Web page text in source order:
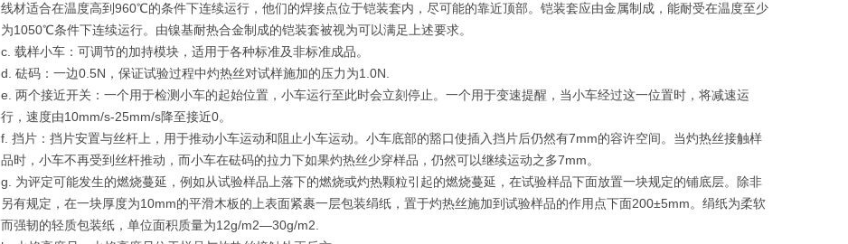
线材适合在温度高到960℃的条件下连续运行，他们的焊接点位于铠装套内，尽可能的靠近顶部。铠装套应由金属制成，能耐受在温度至少
为1050℃条件下连续运行。由镍基耐热合金制成的铠装套被视为可以满足上述要求。
c. 载样小车：可调节的加持模块，适用于各种标准及非标准成品。
d. 砝码：一边0.5N，保证试验过程中灼热丝对试样施加的压力为1.0N.
e. 两个接近开关：一个用于检测小车的起始位置，小车运行至此时会立刻停止。一个用于变速提醒，当小车经过这一位置时，将减速运
行，速度由10mm/s-25mm/s降至接近0。
f. 挡片：挡片安置与丝杆上，用于推动小车运动和阻止小车运动。小车底部的豁口使插入挡片后仍然有7mm的容许空间。当灼热丝接触样
品时，小车不再受到丝杆推动，而小车在砝码的拉力下如果灼热丝少穿样品，仍然可以继续运动之多7mm。
g. 为评定可能发生的燃烧蔓延，例如从试验样品上落下的燃烧或灼热颗粒引起的燃烧蔓延，在试验样品下面放置一块规定的铺底层。除非
另有规定，在一块厚度为10mm的平滑木板的上表面紧裹一层包装绢纸，置于灼热丝施加到试验样品的作用点下面200±5mm。绢纸为柔软
而强韧的轻质包装纸，单位面积质量为12g/m2—30g/m2.